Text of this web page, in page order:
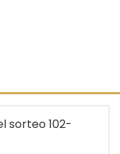
sorteo 102-